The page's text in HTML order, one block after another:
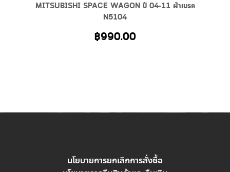
MITSUBISHI SPACE WAGON ปี 04-11 ผ้าเบรค
N5104
฿990.00
นโยบายการยกเลิกการสั่งซื้อ